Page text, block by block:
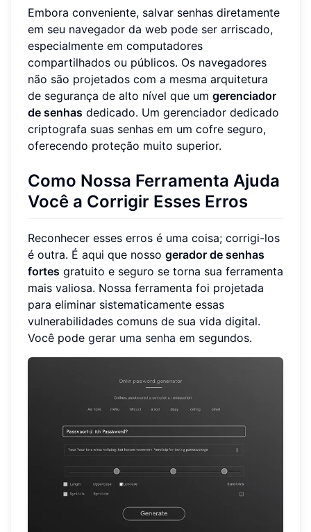
Embora conveniente, salvar senhas diretamente
em seu navegador da web pode ser arriscado,
especialmente em computadores
compartilhados ou públicos. Os navegadores
não são projetados com a mesma arquitetura
de segurança de alto nível que um gerenciador
de senhas dedicado. Um gerenciador dedicado
criptografa suas senhas em um cofre seguro,
oferecendo proteção muito superior.
Como Nossa Ferramenta Ajuda
Você a Corrigir Esses Erros
Reconhecer esses erros é uma coisa; corrigi-los
é outra. É aqui que nosso gerador de senhas
fortes gratuito e seguro se torna sua ferramenta
mais valiosa. Nossa ferramenta foi projetada
para eliminar sistematicamente essas
vulnerabilidades comuns de sua vida digital.
Você pode gerar uma senha em segundos.